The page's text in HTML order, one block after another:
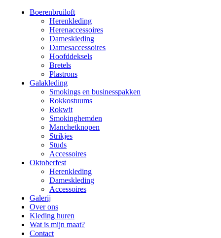
Boerenbruiloft
Herenkleding
Herenaccessoires
Dameskleding
Damesaccessoires
Hoofddeksels
Bretels
Plastrons
Galakleding
Smokings en businesspakken
Rokkostuums
Rokwit
Smokinghemden
Manchetknopen
Strikjes
Studs
Accessoires
Oktoberfest
Herenkleding
Dameskleding
Accessoires
Galerij
Over ons
Kleding huren
Wat is mijn maat?
Contact